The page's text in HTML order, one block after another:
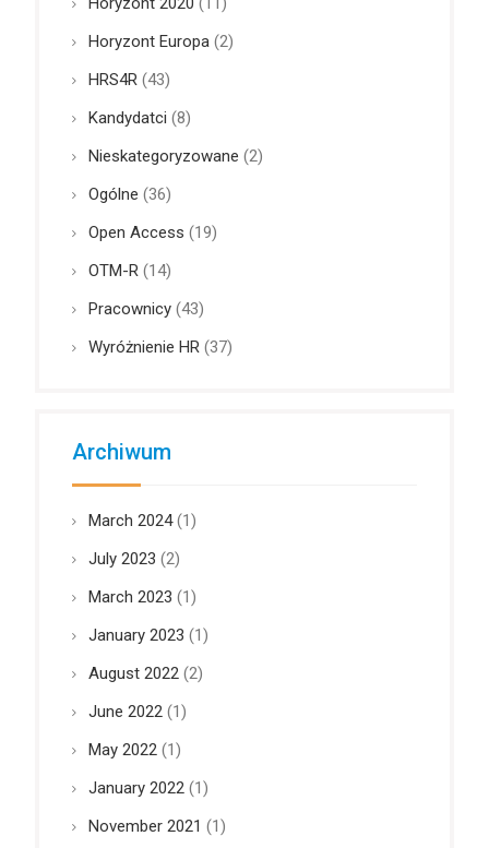
Horyzont Europa(2)
HRS4R(43)
Kandydatci (8)
Nieskategoryzowane (2)
Ogólne (36)
Open Access (19)
OTM-R(14)
Pracownicy(43)
Wyróżnienie HR(37)
Archiwum
March 2024(1)
July 2023 (2)
March 2023 (1)
January 2023 (1)
August 2022(2)
June 2022(1)
May 2022(1)
January 2022(1)
November 2021 (1)